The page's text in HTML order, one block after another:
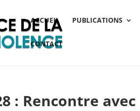
ACCUEIL PUBLICATIONS
CONTACT
: Rencontre